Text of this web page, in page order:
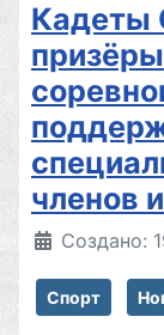
Кадеты
членов
Создано:
Спорт